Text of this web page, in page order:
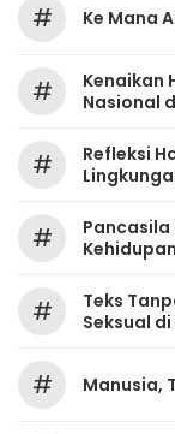
# Ke Mana
#
Kenaikan
Nasional
#
Refleksi
#
#
Teks
Seksual
# Manusia,